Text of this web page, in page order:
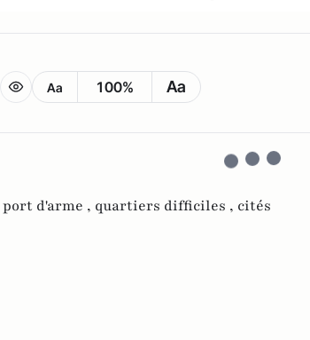
Aa 100% Aa
port d'arme , quartiers difficiles , cités